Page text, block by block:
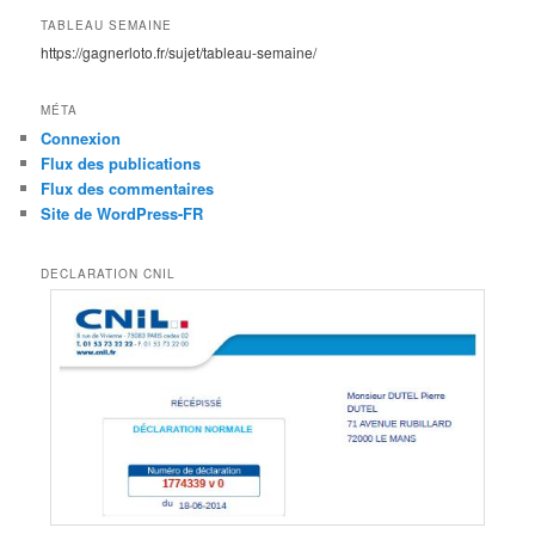
TABLEAU SEMAINE
https://gagnerloto.fr/sujet/tableau-semaine/
MÉTA
Connexion
Flux des publications
Flux des commentaires
Site de WordPress-FR
DECLARATION CNIL